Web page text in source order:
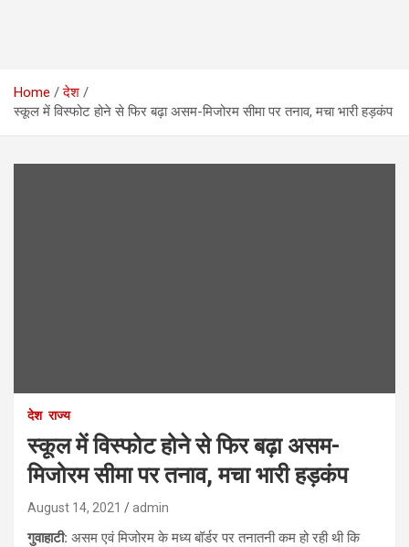
Home
देश
स्कूल में विस्फोट होने से फिर बढ़ा असम-मिजोरम सीमा पर तनाव, मचा भारी हड़कंप
देश राज्य
स्कूल में विस्फोट होने से फिर बढ़ा असम-
मिजोरम सीमा पर तनाव, मचा भारी हड़कंप
August 14, 2021 admin
गुवाहाटी: असम एवं मिजोरम के मध्य बॉर्डर पर तनातनी कम हो रही थी कि